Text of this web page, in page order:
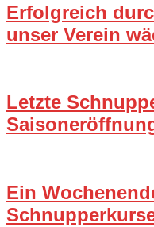
Erfolgreich
unser Verein
Letzte
Ein